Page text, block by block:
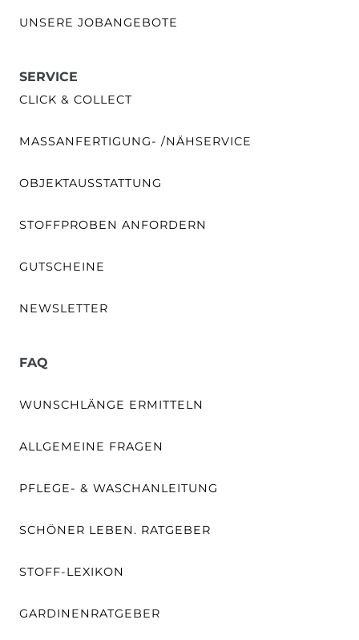
UNSERE JOBANGEBOTE
SERVICE
CLICK & COLLECT
MASSANFERTIGUNG- /NÄHSERVICE
OBJEKTAUSSTATTUNG
STOFFPROBEN ANFORDERN
GUTSCHEINE
NEWSLETTER
FAQ
WUNSCHLÄNGE ERMITTELN
ALLGEMEINE FRAGEN
PFLEGE- & WASCHANLEITUNG
SCHÖNER LEBEN. RATGEBER
STOFF-LEXIKON
GARDINENRATGEBER